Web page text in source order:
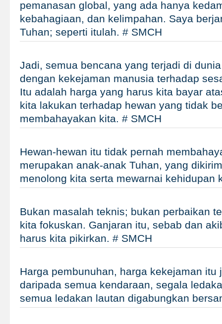
pemanasan global, yang ada hanya
kebahagiaan, dan kelimpahan. Saya
Tuhan; seperti itulah. # SMCH
Jadi, semua bencana yang terjadi di
dengan kekejaman manusia terhadap
Itu adalah harga yang harus kita bayar
kita lakukan terhadap hewan yang tidak
membahayakan kita. # SMCH
Hewan-hewan itu tidak pernah
merupakan anak-anak Tuhan, yang
menolong kita serta mewarnai kehidupan
Bukan masalah teknis; bukan perbaikan
kita fokuskan. Ganjaran itu, sebab dan
harus kita pikirkan. # SMCH
Harga pembunuhan, harga kekejaman itu
daripada semua kendaraan, segala
semua ledakan lautan digabungkan